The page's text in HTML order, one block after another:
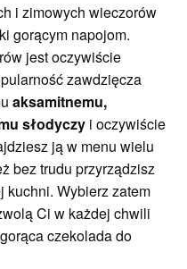
i zimowych wieczorów
gorącym napojom.
jest oczywiście
zawdzięcza
aksamitnemu,
słodyczyi oczywiście
ją w menu wielu
bez trudu przyrządzisz
kuchni. Wybierz zatem
Ci w każdej chwili
czekolada do